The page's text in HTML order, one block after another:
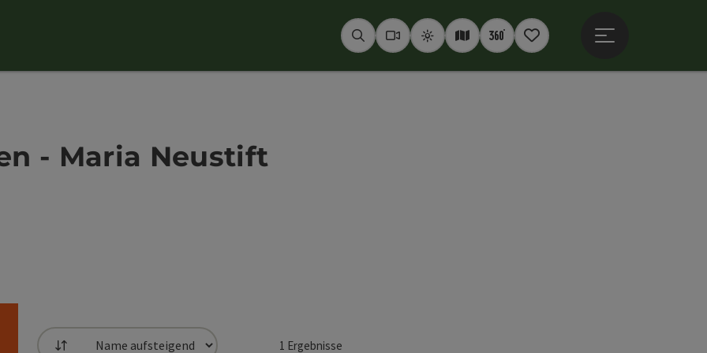
SuchenWebcams
WetterInteraktive Karte
360° Panoramen
Merkzettel
- Maria Neustift
1 Ergebnisse